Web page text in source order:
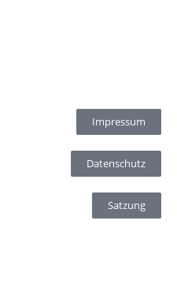
Impressum
Datenschutz
Satzung